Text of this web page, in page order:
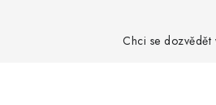
Chci se dozvědět